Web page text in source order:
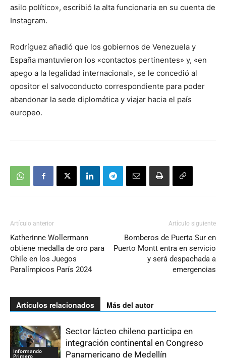
asilo político», escribió la alta funcionaria en su cuenta de
Instagram.
Rodríguez añadió que los gobiernos de Venezuela y
España mantuvieron los «contactos pertinentes» y, «en
apego a la legalidad internacional», se le concedió al
opositor el salvoconducto correspondiente para poder
abandonar la sede diplomática y viajar hacia el país
europeo.
Artículo anterior
Katherinne Wollermann
obtiene medalla de oro para
Chile en los Juegos
Paralímpicos París 2024
Artículo siguiente
Bomberos de Puerta Sur en
Puerto Montt entra en servicio
y será despachada a
emergencias
Artículos relacionados Más del autor
Informando
Primero
Sector lácteo chileno participa en
integración continental en Congreso
Panamericano de Medellín